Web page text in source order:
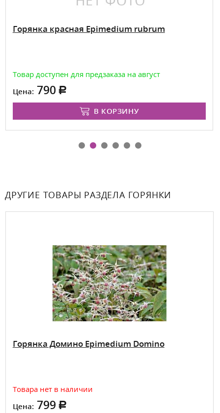
Горянка красная Epimedium rubrum
Товар доступен для предзаказа на август
Цена: 790
В КОРЗИНУ
ДРУГИЕ ТОВАРЫ РАЗДЕЛА ГОРЯНКИ
Горянка Домино Epimedium Domino
Товара нет в наличии
Цена: 799